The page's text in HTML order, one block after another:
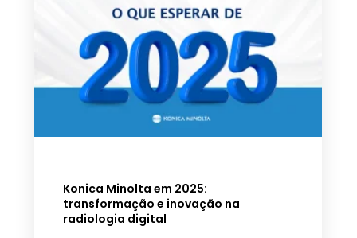
Konica Minolta em 2025:
transformação e inovação na
radiologia digital